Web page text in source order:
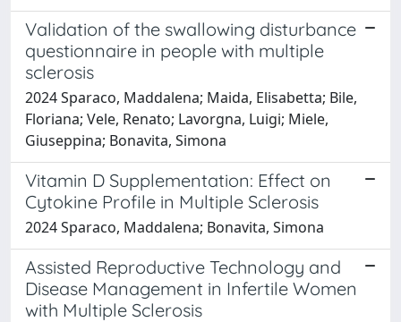
Validation of the swallowing disturbance
questionnaire in people with multiple
sclerosis
2024 Sparaco, Maddalena; Maida, Elisabetta; Bile,
Floriana; Vele, Renato; Lavorgna, Luigi; Miele,
Giuseppina; Bonavita, Simona
Vitamin D Supplementation: Effect on
Cytokine Profile in Multiple Sclerosis
2024 Sparaco, Maddalena; Bonavita, Simona
Assisted Reproductive Technology and
Disease Management in Infertile Women
with Multiple Sclerosis